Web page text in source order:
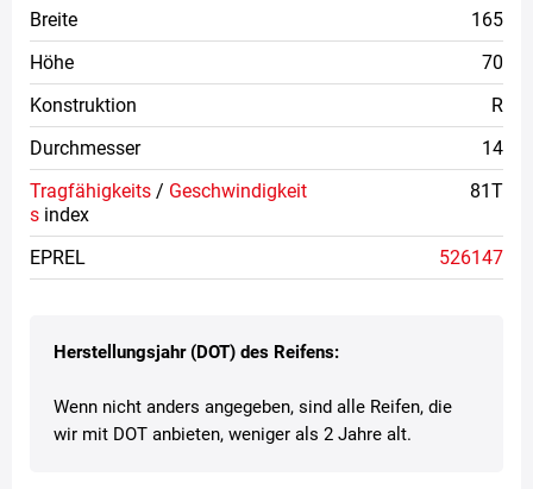
Herstellungsjahr (DOT) des Reifens:
Wenn nicht anders angegeben, sind alle Reifen, die
wir mit DOT anbieten, weniger als 2 Jahre alt.
Breite
165
Höhe
70
Konstruktion
R
Durchmesser
14
Tragfähigkeits / Geschwindigkeit
s index
81T
EPREL 526147